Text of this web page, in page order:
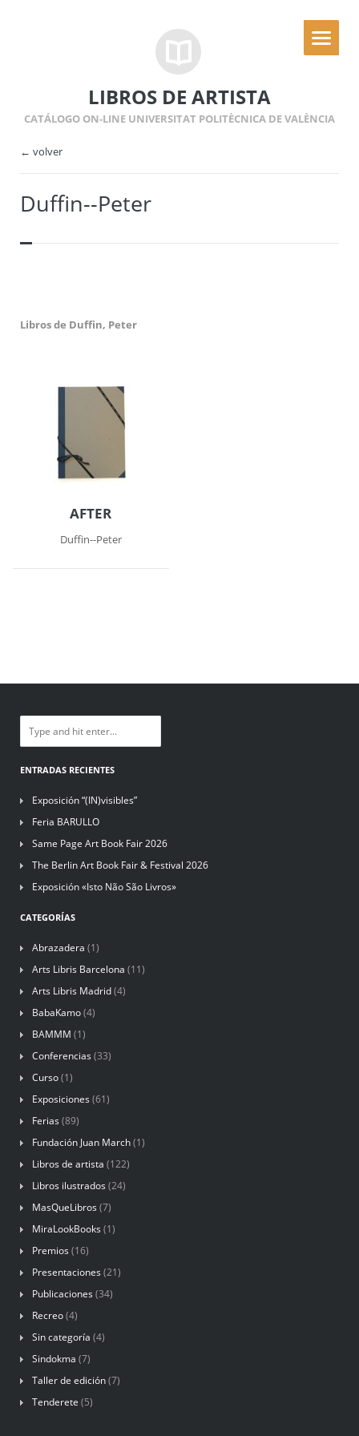
LIBROS DE ARTISTA
CATÁLOGO ON-LINE UNIVERSITAT POLITÈCNICA DE VALÈNCIA
← volver
Duffin--Peter
Libros de Duffin, Peter
AFTER
Duffin--Peter
ENTRADAS RECIENTES
Exposición “(IN)visibles”
Feria BARULLO
Same Page Art Book Fair 2026
The Berlin Art Book Fair & Festival 2026
Exposición «Isto Não São Livros»
CATEGORÍAS
Abrazadera (1)
Arts Libris Barcelona (11)
Arts Libris Madrid(4)
BabaKamo(4)
BAMMM (1)
Conferencias (33)
Curso(1)
Exposiciones (61)
Ferias (89)
Fundación Juan March(1)
Libros de artista (122)
Libros ilustrados (24)
MasQueLibros (7)
MiraLookBooks (1)
Premios (16)
Presentaciones (21)
Publicaciones (34)
Recreo(4)
Sin categoría (4)
Sindokma (7)
Taller de edición(7)
Tenderete (5)